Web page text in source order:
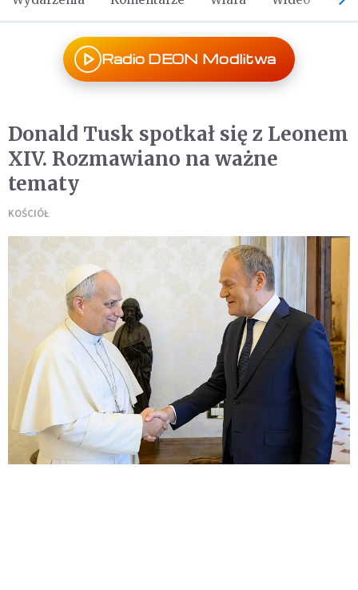
Radio DEON Modlitwa
Donald Tusk spotkał się z Leonem
XIV. Rozmawiano na ważne
tematy
KOŚCIÓŁ